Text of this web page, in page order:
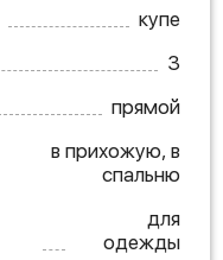
купе
3
прямой
в прихожую, в
спальню
для
одежды